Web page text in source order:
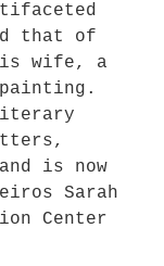
that of
wife, a
is now
Sarah
Center